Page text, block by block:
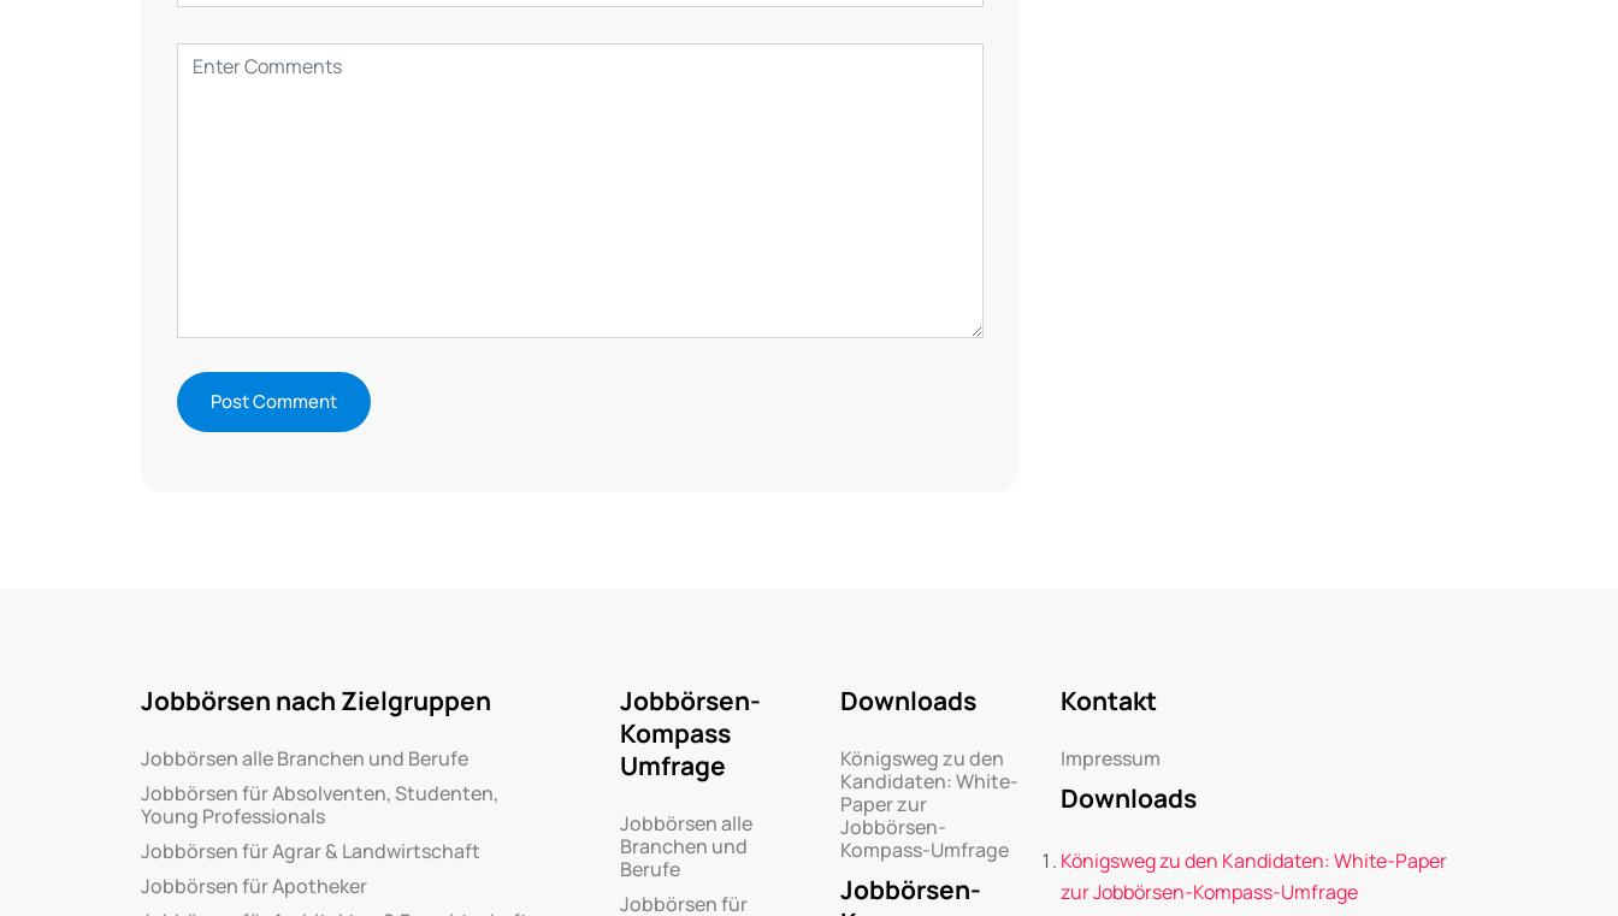
Jobbörsen nach Zielgruppen
Jobbörsen alle Branchen und Berufe
Jobbörsen für Absolventen, Studenten,
Young Professionals
Jobbörsen für Agrar & Landwirtschaft
Jobbörsen für Apotheker
Jobbörsen-
Kompass
Umfrage
Jobbörsen alle
Branchen und
Berufe
Jobbörsen für
Downloads
Königsweg zu den
Kandidaten: White-
Paper zur
Jobbörsen-
Kompass-Umfrage
Jobbörsen-
Kontakt
Impressum
Downloads
Königsweg zu den Kandidaten: White-Paper
zur Jobbörsen-Kompass-Umfrage